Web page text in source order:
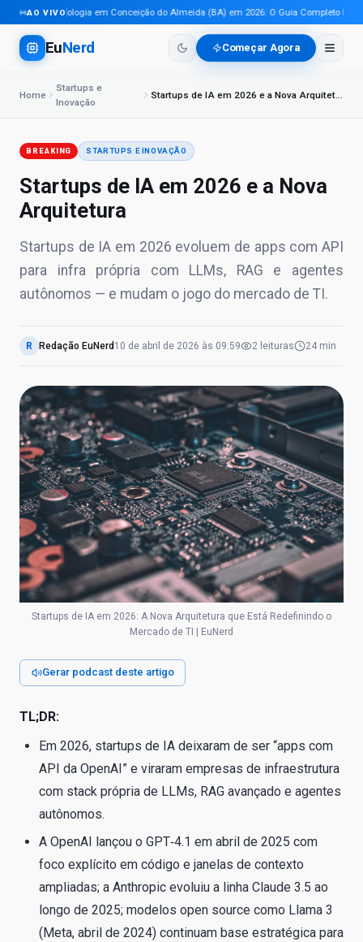
AO VIVO
Tecnologia em Conceição do Almeida (BA) em 2026: O Guia Completo Para
EuNerd Começar Agora
Home
Startups e
Inovação
Startups de IA em 2026 e a Nova Arquitetura
BREAKING STARTUPS E INOVAÇÃO
Startups de IA em 2026 e a Nova
Arquitetura
Startups de IA em 2026 evoluem de apps com API
para infra própria com LLMs, RAG e agentes
autônomos — e mudam o jogo do mercado de TI.
R Redação EuNerd 10 de abril de 2026 às 09:59 2 leituras 24 min
Startups de IA em 2026: A Nova Arquitetura que Está Redefinindo o
Mercado de TI | EuNerd
Gerar podcast deste artigo
TL;DR:
Em 2026, startups de IA deixaram de ser “apps com
API da OpenAI” e viraram empresas de infraestrutura
com stack própria de LLMs, RAG avançado e agentes
autônomos.
A OpenAI lançou o GPT‑4.1 em abril de 2025 com
foco explícito em código e janelas de contexto
ampliadas; a Anthropic evoluiu a linha Claude 3.5 ao
longo de 2025; modelos open source como Llama 3
(Meta, abril de 2024) continuam base estratégica para